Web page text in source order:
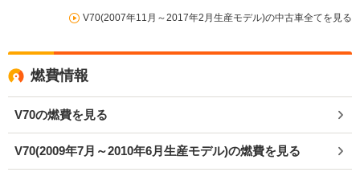
V70(2007年11月～2017年2月生産モデル)の中古車全てを見る
燃費情報
V70の燃費を見る
V70(2009年7月～2010年6月生産モデル)の燃費を見る